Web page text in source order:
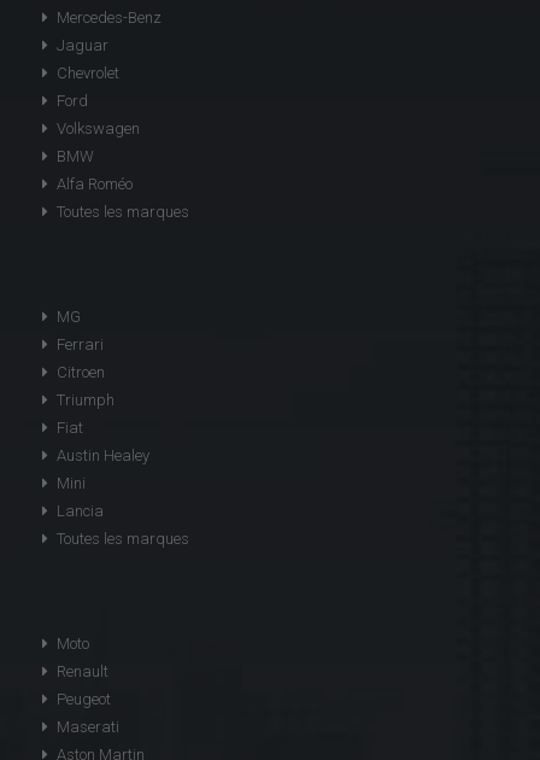
Mercedes-Benz
Jaguar
Chevrolet
Ford
Volkswagen
BMW
Alfa Roméo
Toutes les marques
MG
Ferrari
Citroen
Triumph
Fiat
Austin Healey
Mini
Lancia
Toutes les marques
Moto
Renault
Peugeot
Maserati
Aston Martin